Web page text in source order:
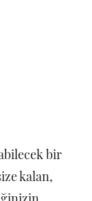
bir
kalan,